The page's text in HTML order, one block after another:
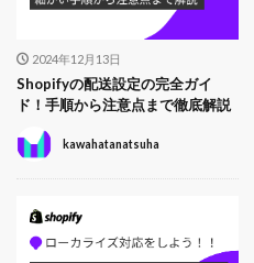
2024年12月13日
Shopifyの配送設定の完全ガイ
ド！手順から注意点まで徹底解説
kawahatanatsuha